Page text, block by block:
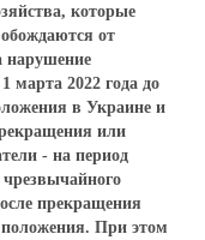
которые
от
нарушение
марта 2022 года до
в Украине и
или
- на период
прекращения
При этом